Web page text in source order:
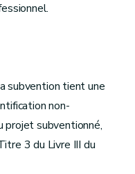
subvention tient une
non-
projet subventionné,
3 du Livre III du